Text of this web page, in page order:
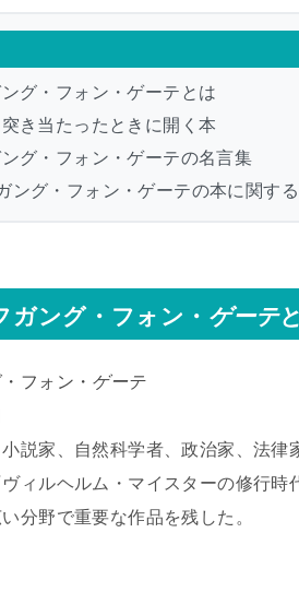
グ・フォン・ゲーテとは
き当たったときに開く本
グ・フォン・ゲーテの名言集
ング・フォン・ゲーテの本に関す
ガング・フォン・ ゲーテ
フォン・ ゲーテ
説家、自然科学者、政治家、法
ィルヘルム・マイスターの修行
分野で重要な作品を残した。